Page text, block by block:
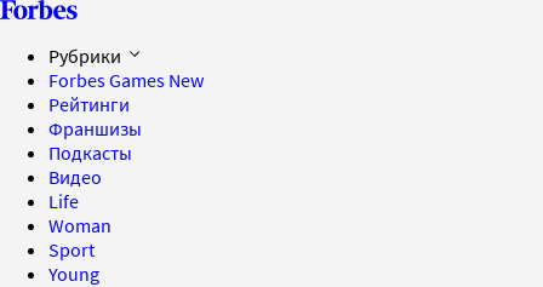
Рубрики
Forbes Games New
Рейтинги
Франшизы
Подкасты
Видео
Life
Woman
Sport
Young